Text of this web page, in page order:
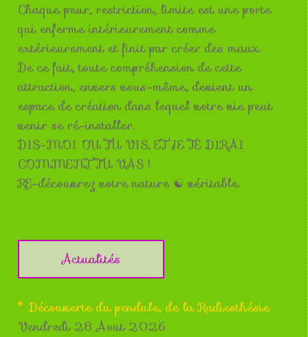
Chaque peur, restriction, limite est une porte
qui enferme intérieurement comme
extérieurement et finit par créer des maux.
De ce fait, toute compréhension de cette
attraction, envers vous-même, devient un
espace de création dans lequel votre vie peut
venir se ré-installer.
DIS-MOI OU TU VIS, ET JE TE DIRAI
COMMENT TU VAS !
RE-découvrez votre nature ☯ véritable.
Actualités
* Découverte du pendule, de la Radiesthésie
Vendredi 28 Aout 2026